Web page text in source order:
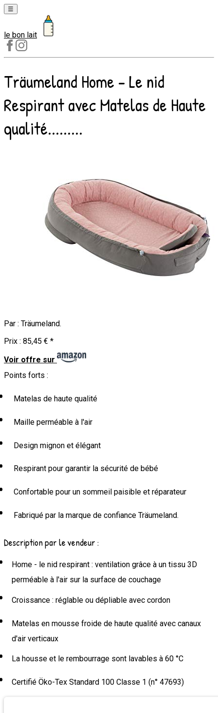
☰
Laits
1er
âge
Laits
2e
âge
Laits
de
le bon lait
Träumeland Home - Le nid
Respirant avec Matelas de Haute
qualité.........
Par : Träumeland.
Prix : 85,45 € *
Voir offre sur
Points forts :
Matelas de haute qualité
Maille perméable à l'air
Design mignon et élégant
Respirant pour garantir la sécurité de bébé
Confortable pour un sommeil paisible et réparateur
Fabriqué par la marque de confiance Träumeland.
Description par le vendeur :
Home - le nid respirant : ventilation grâce à un tissu 3D
perméable à l'air sur la surface de couchage
Croissance : réglable ou dépliable avec cordon
Matelas en mousse froide de haute qualité avec canaux
d'air verticaux
La housse et le rembourrage sont lavables à 60 °C
Certifié Öko-Tex Standard 100 Classe 1 (n° 47693)